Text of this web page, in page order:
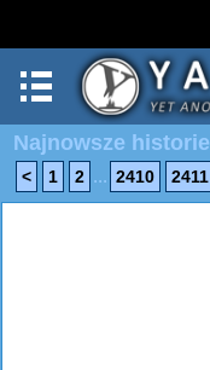
Najnowsze historie
< 1 2 ... 2410 2411